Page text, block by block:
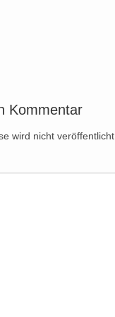
Kommentar
wird nicht veröffentlicht.